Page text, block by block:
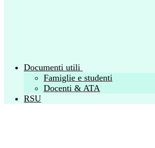
Documenti utili
Famiglie e studenti
Docenti & ATA
RSU